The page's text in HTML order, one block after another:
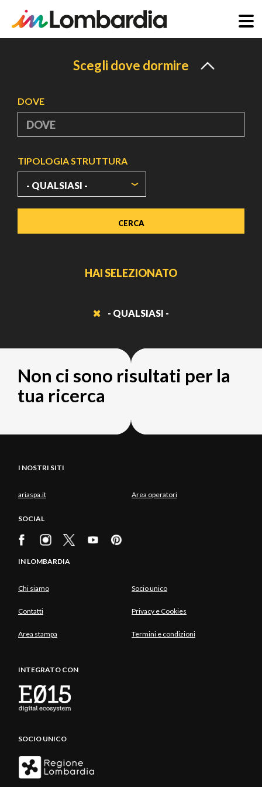
Scegli dove dormire
DOVE
TIPOLOGIA STRUTTURA
HAI SELEZIONATO
- QUALSIASI -
Non ci sono risultati per la
tua ricerca
I NOSTRI SITI
ariaspa.it Area operatori
SOCIAL
IN LOMBARDIA
Chi siamo Socio unico
Contatti Privacy e Cookies
Area stampa Termini e condizioni
INTEGRATO CON
SOCIO UNICO